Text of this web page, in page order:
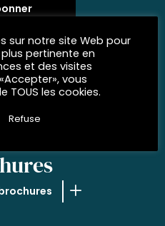
sur notre site Web pour
pertinente en
et des visites
vous
TOUS les cookies.
Refuse